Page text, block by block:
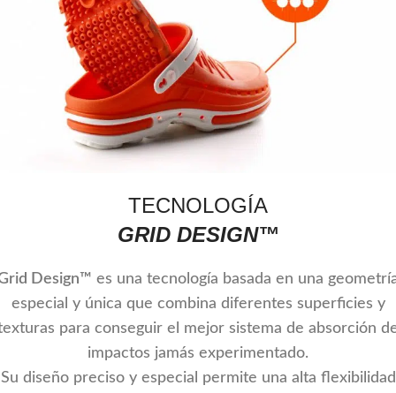
TECNOLOGÍA
GRID DESIGN™
Design™ es una tecnología basada en una
especial y única que combina diferentes superficies y
para conseguir el mejor sistema de absorción
impactos jamás experimentado.
Su diseño preciso y especial permite una alta flexibilidad